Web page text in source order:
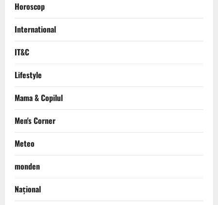
Horoscop
International
IT&C
Lifestyle
Mama & Copilul
Men's Corner
Meteo
monden
Național